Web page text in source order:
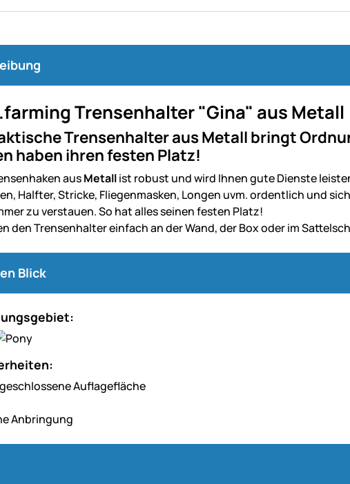
Trensenhalter "Gina" aus Metall
Trensenhalter aus Metall bringt
haben ihren festen Platz!
ausMetallist robust und wird Ihnen gute Dienste
Halfter, Stricke, Fliegenmasken, Longen uvm. ordentlich und
zu verstauen. So hat alles seinen festen Platz!
den Trensenhalter einfach an der Wand, der Box oder im
Blick
Auflagefläche
Anbringung